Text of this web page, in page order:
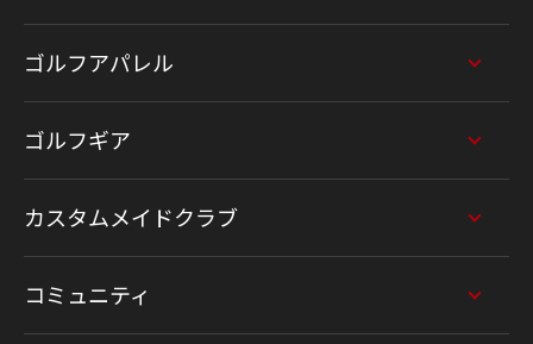
ゴルフアパレル
ゴルフギア
カスタムメイドクラブ
コミュニティ